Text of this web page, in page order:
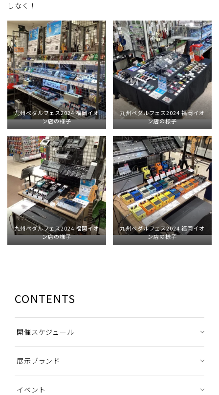
しなく！
九州ペダルフェス2024 福岡イオ
ン店の様子
九州ペダルフェス2024 福岡イオ
ン店の様子
九州ペダルフェス2024 福岡イオ
ン店の様子
九州ペダルフェス2024 福岡イオ
ン店の様子
CONTENTS
開催スケジュール
展示ブランド
イベント